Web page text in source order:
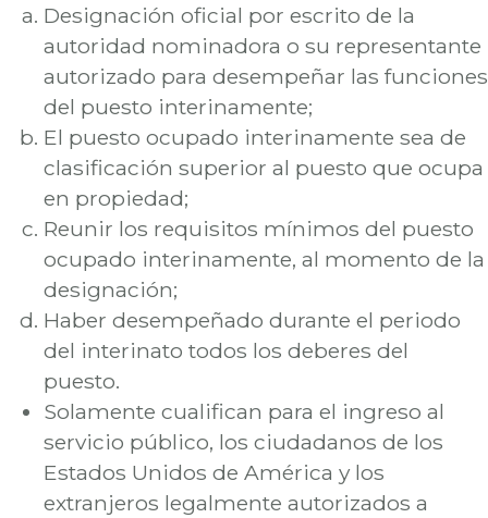
Designación oficial por escrito de la
autoridad nominadora o su representante
autorizado para desempeñar las funciones
del puesto interinamente;
El puesto ocupado interinamente sea de
clasificación superior al puesto que ocupa
en propiedad;
Reunir los requisitos mínimos del puesto
ocupado interinamente, al momento de la
designación;
Haber desempeñado durante el periodo
del interinato todos los deberes del
puesto.
Solamente cualifican para el ingreso al
servicio público, los ciudadanos de los
Estados Unidos de América y los
extranjeros legalmente autorizados a